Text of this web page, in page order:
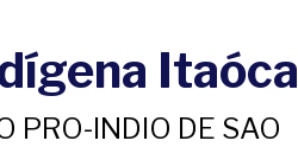
Itaóca
PRO-INDIO DE SAO